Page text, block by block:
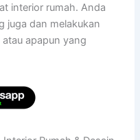
interior rumah. Anda
juga dan melakukan
apapun yang